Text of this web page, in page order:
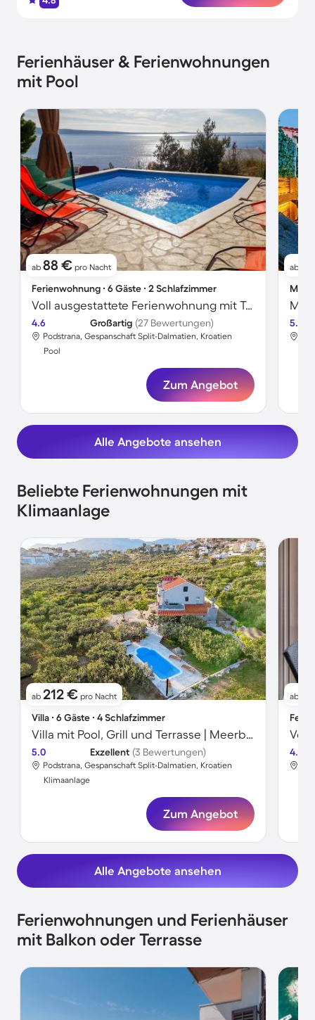
Ferienhäuser & Ferienwohnungen
mit Pool
ab 88 € pro Nacht
Ferienwohnung ∙ 6 Gäste ∙ 2 Schlafzimmer
Voll ausgestattete Ferienwohnung mit Terrasse, Grill und Pool | Meerblick | Haustiere sind willkommen
4.6 Großartig (27 Bewertungen)
Podstrana, Gespanschaft Split-Dalmatien, Kroatien
Pool
Zum Angebot
ab
5.0
Alle Angebote ansehen
Beliebte Ferienwohnungen mit
Klimaanlage
ab 212 € pro Nacht
Villa ∙ 6 Gäste ∙ 4 Schlafzimmer
Villa mit Pool, Grill und Terrasse | Meerblick
5.0 Exzellent (3 Bewertungen)
Podstrana, Gespanschaft Split-Dalmatien, Kroatien
Klimaanlage
Zum Angebot
ab
4.6
Alle Angebote ansehen
Ferienwohnungen und Ferienhäuser
mit Balkon oder Terrasse